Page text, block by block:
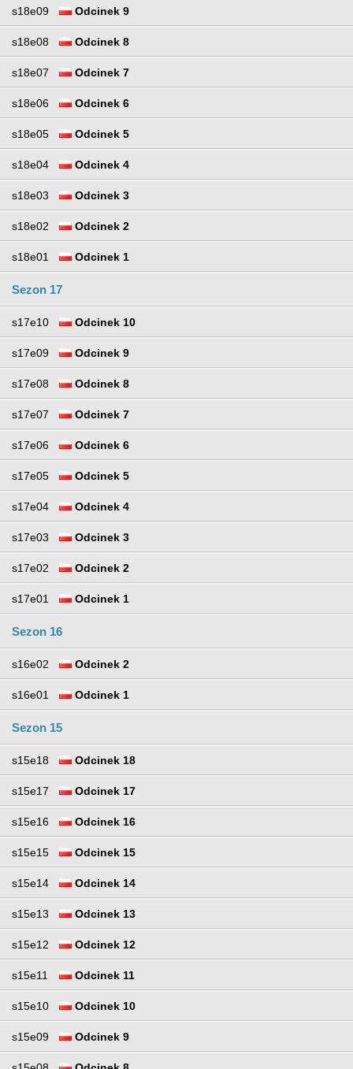
s18e09 Odcinek 9
s18e08 Odcinek 8
s18e07 Odcinek 7
s18e06 Odcinek 6
s18e05 Odcinek 5
s18e04 Odcinek 4
s18e03 Odcinek 3
s18e02 Odcinek 2
s18e01 Odcinek 1
Sezon 17
s17e10 Odcinek 10
s17e09 Odcinek 9
s17e08 Odcinek 8
s17e07 Odcinek 7
s17e06 Odcinek 6
s17e05 Odcinek 5
s17e04 Odcinek 4
s17e03 Odcinek 3
s17e02 Odcinek 2
s17e01 Odcinek 1
Sezon 16
s16e02 Odcinek 2
s16e01 Odcinek 1
Sezon 15
s15e18 Odcinek 18
s15e17 Odcinek 17
s15e16 Odcinek 16
s15e15 Odcinek 15
s15e14 Odcinek 14
s15e13 Odcinek 13
s15e12 Odcinek 12
s15e11 Odcinek 11
s15e10 Odcinek 10
s15e09 Odcinek 9